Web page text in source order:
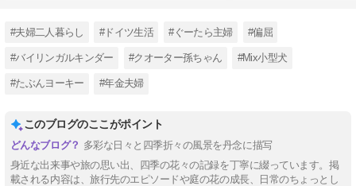
#夫婦二人暮らし #ドイツ生活 #ぐーたら主婦 #偏屈
#バイリンガルキンダー #クオーター孫ちゃん #Mix小型犬
#たぶんヨーキー #年金夫婦
このブログのここがポイント
多彩な日々と四季折々の風景を丹念に描写
身近な出来事や旅の思い出、四季の花々の記録を丁寧に綴っています。掲
載される内容は、旅行先のエピソードや庭の花の成長、日常のちょっとし